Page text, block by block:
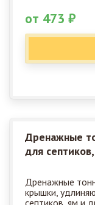
от 473 ₽
Дренажные
для
Дренажные
крышки,
септиков, ям и